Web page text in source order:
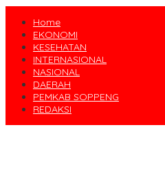
Home
EKONOMI
KESEHATAN
INTERNASIONAL
NASIONAL
DAERAH
PEMKAB SOPPENG
REDAKSI